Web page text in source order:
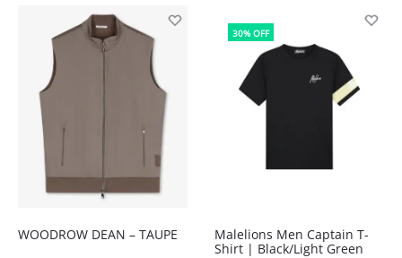
WOODROW DEAN – TAUPE
30% OFF
Malelions Men Captain T-
Shirt | Black/Light Green